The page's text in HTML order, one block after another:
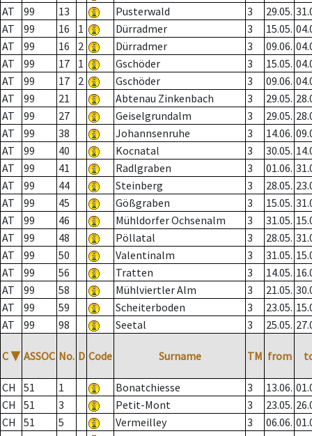
AT
99 13 Pusterwald 3 29.05.
AT
99 16 1 Dürradmer 3 15.05.
AT
99 16 2 Dürradmer 3 09.06.
AT
99 17 1 Gschöder 3 15.05.
AT
99 17 2 Gschöder 3 09.06.
AT
99 21 Abtenau Zinkenbach 3 29.05.
AT
99 27 Geiselgrundalm 3 29.05.
AT
99 38 Johannsenruhe 3 14.06.
AT
99 40 Kocnatal 3 30.05.
AT
99 41 Radlgraben 3 01.06.
AT
99 44 Steinberg 3 28.05.
AT
99 45 Gößgraben 3 15.05.
AT
99 46 Mühldorfer Ochsenalm 3 31.05.
AT
99 48 Pöllatal 3 28.05.
AT
99 50 Valentinalm 3 31.05.
AT
99 56 Tratten 3 14.05.
AT
99 58 Mühlviertler Alm 3 21.05.
AT
99 59 Scheiterboden 3 23.05.
AT
99 98 Seetal 3 25.05.
C ▼ ASSOC No. D Code Surname TM from
CH 51 1 Bonatchiesse 3 13.06.
CH
51 3 Petit-Mont 3 23.05.
CH
51 5 Vermeilley 3 06.06.